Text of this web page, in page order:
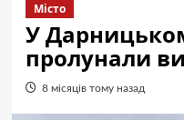
Місто
У
пролунали
8 місяців тому назад